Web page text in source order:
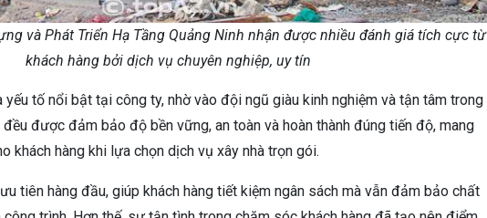
và Phát Triển Hạ Tầng Quảng Ninh nhận được nhiều đánh giá tích cực từ
khách hàng bởi dịch vụ chuyên nghiệp, uy tín
tố nổi bật tại công ty, nhờ vào đội ngũ giàu kinh nghiệm và tận tâm trong
được đảm bảo độ bền vững, an toàn và hoàn thành đúng tiến độ, mang
khách hàng khi lựa chọn dịch vụ xây nhà trọn gói.
tiên hàng đầu, giúp khách hàng tiết kiệm ngân sách mà vẫn đảm bảo chất